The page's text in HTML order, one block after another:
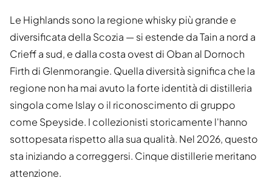
Le Highlands sono la regione whisky più grande e
diversificata della Scozia — si estende da Tain a nord a
Crieff a sud, e dalla costa ovest di Oban al Dornoch
Firth di Glenmorangie. Quella diversità significa che la
regione non ha mai avuto la forte identità di distilleria
singola come Islay o il riconoscimento di gruppo
come Speyside. I collezionisti storicamente l'hanno
sottopesata rispetto alla sua qualità. Nel 2026, questo
sta iniziando a correggersi. Cinque distillerie meritano
attenzione.